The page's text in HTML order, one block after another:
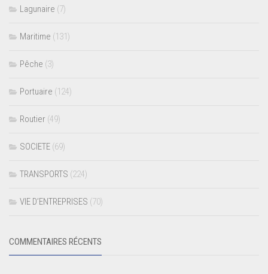
Lagunaire (7)
Maritime (131)
Pêche (3)
Portuaire (124)
Routier (49)
SOCIETE (69)
TRANSPORTS (224)
VIE D’ENTREPRISES (70)
COMMENTAIRES RÉCENTS